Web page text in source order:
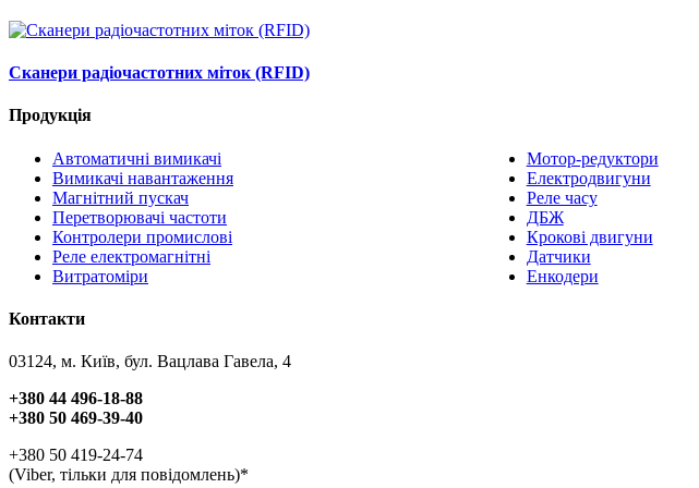
Сканери радіочастотних міток (RFID)
Продукція
Автоматичні вимикачі
Вимикачі навантаження
Магнітний пускач
Перетворювачі частоти
Контролери промислові
Реле електромагнітні
Витратоміри
Мотор-редуктори
Електродвигуни
Реле часу
ДБЖ
Крокові двигуни
Датчики
Енкодери
Контакти
03124, м. Київ, бул. Вацлава Гавела, 4
+380 44 496-18-88
+380 50 469-39-40
+380 50 419-24-74
(Viber, тільки для повідомлень)*